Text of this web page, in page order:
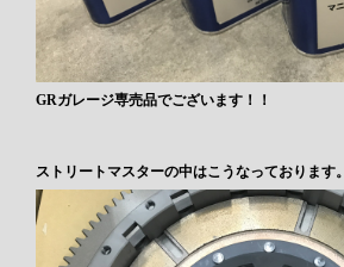
GRガレージ専売品でございます！！
ストリートマスターの中はこうなっております。